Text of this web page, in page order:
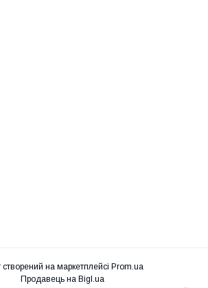
на маркетплейсі Prom.ua
Продавець на Bigl.ua